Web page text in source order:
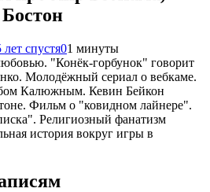
лет спустя01 минуты
"Конёк-горбунок" говорит
Молодёжный сериал о вебкаме.
Калюжным. Кевин Бейкон
Фильм о "ковидном лайнере".
Религиозный фанатизм
история вокруг игры в